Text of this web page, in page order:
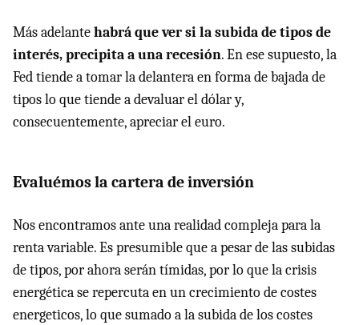
Más adelantehabrá que ver si la subida de tipos de
interés, precipita a una recesión. En ese supuesto, la
Fed tiende a tomar la delantera en forma de bajada de
tipos lo que tiende a devaluar el dólar y,
consecuentemente, apreciar el euro.
Evaluémos la cartera de inversión
Nos encontramos ante una realidad compleja para la
renta variable. Es presumible que a pesar de las subidas
de tipos, por ahora serán tímidas, por lo que la crisis
energética se repercuta en un crecimiento de costes
energeticos, lo que sumado a la subida de los costes